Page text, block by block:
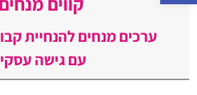
ערכים מנחים להנחיית
עם גישה